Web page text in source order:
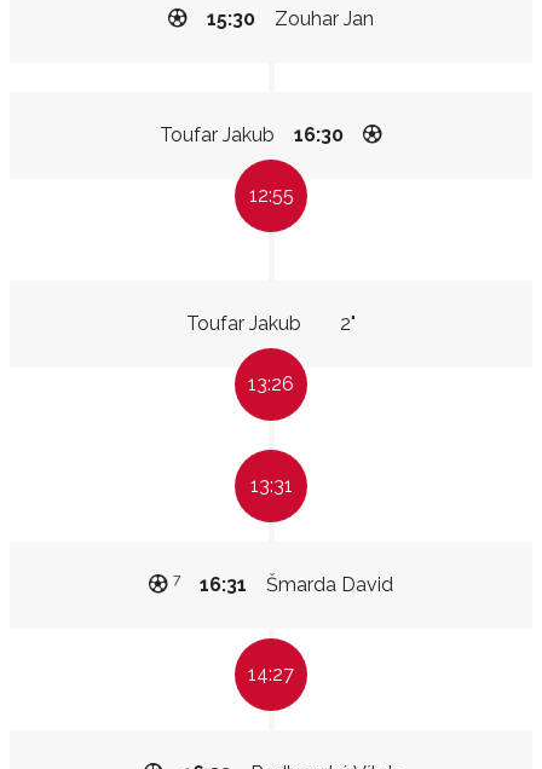
Zouhar Jan
15:30
Toufar Jakub 16:30
12:55
Toufar Jakub 2"
13:26
13:31
Šmarda David
16:31
7
14:27